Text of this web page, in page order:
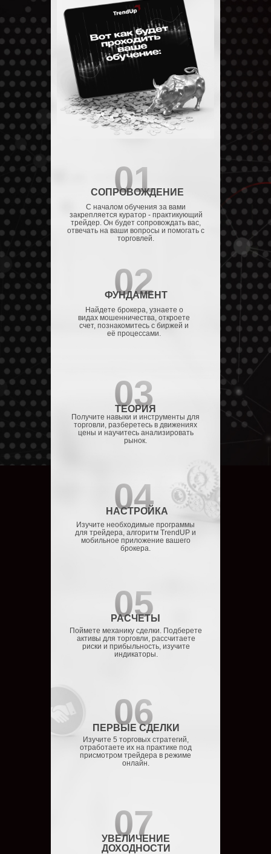
03
02
01
06
07
04
05
СОПРОВОЖДЕНИЕ
УВЕЛИЧЕНИЕ
ДОХОДНОСТИ
ПЕРВЫЕ СДЕЛКИ
РАСЧЕТЫ
НАСТРОЙКА
ТЕОРИЯ
ФУНДАМЕНТ
Найдете брокера, узнаете о
видах мошенничества, откроете
счет, познакомитесь с биржей и
её процессами.
С началом обучения за вами
закрепляется куратор - практикующий
трейдер. Он будет сопровождать вас,
отвечать на ваши вопросы и помогать с
торговлей.
Получите навыки и инструменты для
торговли, разберетесь в движениях
цены и научитесь анализировать
рынок.
Изучите необходимые программы
для трейдера, алгоритм TrendUP и
мобильное приложение вашего
брокера.
Поймете механику сделки. Подберете
активы для торговли, рассчитаете
риски и прибыльность, изучите
индикаторы.
Изучите 5 торговых стратегий,
отработаете их на практике под
присмотром трейдера в режиме
онлайн.